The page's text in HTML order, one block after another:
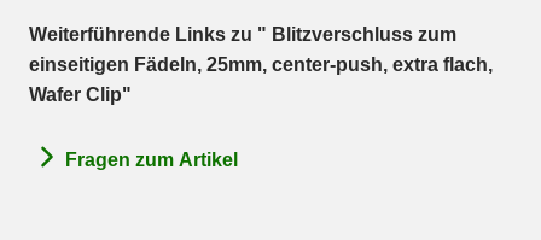
Weiterführende Links zu " Blitzverschluss zum
einseitigen Fädeln, 25mm, center-push, extra flach,
Wafer Clip"
Fragen zum Artikel